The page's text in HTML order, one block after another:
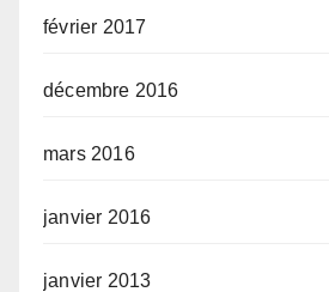
février 2017
décembre 2016
mars 2016
janvier 2016
janvier 2013